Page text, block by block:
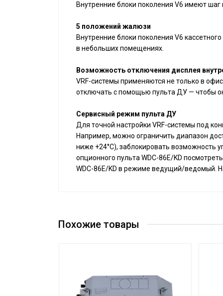
Внутренние блоки поколения V6 имеют
5 положений жалюзи
Внутренние блоки поколения V6
в небольших помещениях.
Возможность отключения дисплея
VRF-системы применяются не только в
отключать с помощью пульта ДУ — чтобы
Сервисный режим пульта ДУ
Для точной настройки VRF-системы под
Например, можно ограничить диапазон
ниже +24°С), заблокировать возможность
опционного пульта WDC-86E/KD
WDC-86E/KD в режиме ведущий/ведомый.
Поколение
Электропитание, В/Гц/Ф
Похожие товары